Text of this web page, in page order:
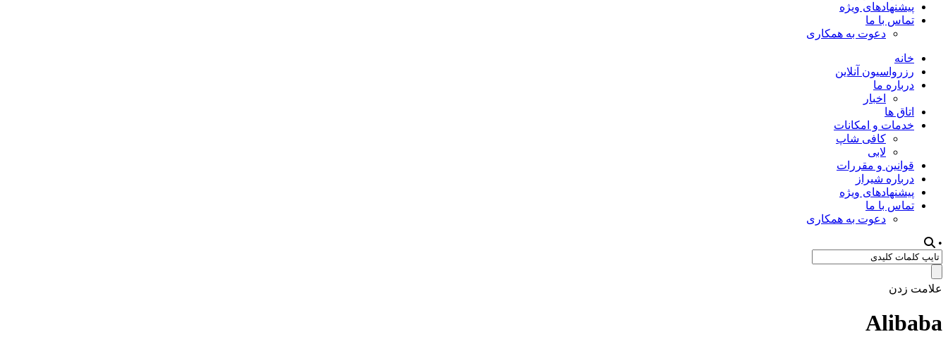
پیشنهادهای ویژه
تماس با ما
دعوت به همکاری
خانه
رزرواسیون آنلاین
درباره ما
اخبار
اتاق ها
خدمات و امکانات
کافی شاپ
لابی
قوانین و مقررات
درباره شیراز
پیشنهادهای ویژه
تماس با ما
دعوت به همکاری
•
علامت زدن
Alibaba